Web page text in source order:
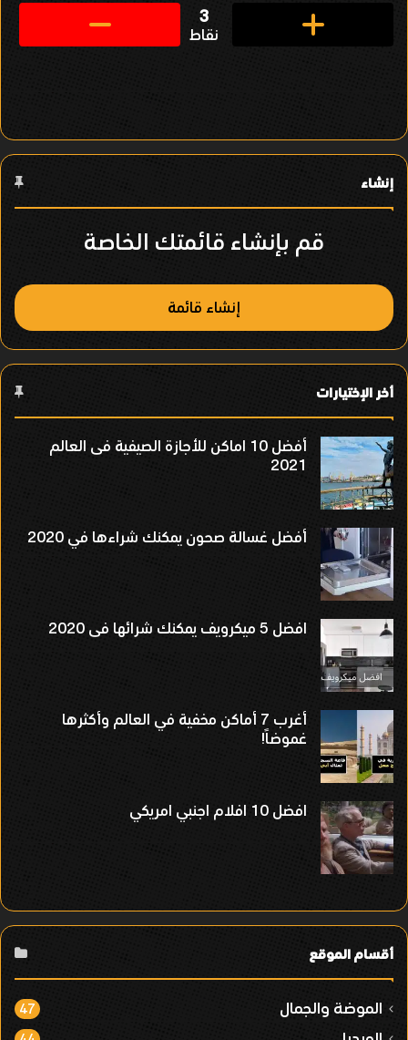
ا
ل
ع
ص
ر
3
نقاط
إنشاء
قم بإنشاء قائمتك الخاصة
إنشاء قائمة
أخر الإختيارات
أفضل 10 اماكن للأجازة الصيفية فى العالم
2021
أفضل غسالة صحون يمكنك شراءها في 2020
افضل 5 ميكرويف يمكنك شرائها فى 2020
أغرب 7 أماكن مخفية في العالم وأكثرها
غموضاً!
افضل 10 افلام اجنبي امريكي
أقسام الموقع
الموضة والجمال 47